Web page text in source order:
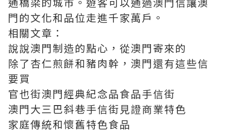
門的文化和品位走進千家萬戶。
相關文章：
說說澳門制造的點心，從澳門寄來的
除了杏仁煎餅和豬肉幹，澳門還有這些信
要買
官也街澳門經典紀念品食品手信街
澳門大三巴斜巷手信街見證商業特色
家庭傳統和懷舊特色食品